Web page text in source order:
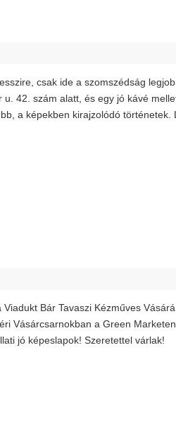
csak ide a szomszédság
42. szám alatt, és egy jó kávé
a képekben kirajzolódó
Bár Tavaszi Kézműves
Vásárcsarnokban a Green
jó képeslapok! Szeretettel várlak!